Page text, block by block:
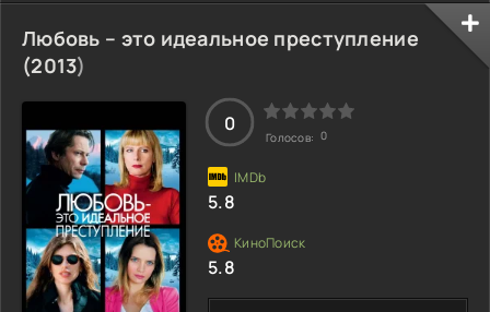
который, не зная о её истинных намерениях, защищает её
от наёмных убийц. Однако Дженнифер не намерена
оставаться в стороне: её страсть к мести подталкивает
её к продумыванию хитроумного плана против тех, кто
лишил её отца жизни. Сможет ли она превратить боль
Любовь – это идеальное преступление
(2013)
0
Голосов: 0
5.8
5.8